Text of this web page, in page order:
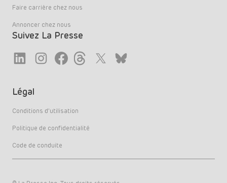
Faire carrière chez nous
Annoncer chez nous
Suivez La Presse
LinkedIn
Link Link Link Twitter Link
Légal
Conditions d’utilisation
Politique de confidentialité
Code de conduite